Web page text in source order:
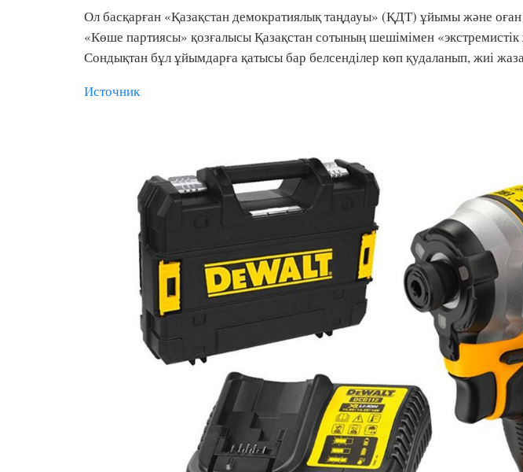
Ол басқарған «Қазақстан демократиялық таңдауы» (ҚДТ) ұйымы және
«Көше партиясы» қозғалысы Қазақстан сотының шешімімен
Сондықтан бұл ұйымдарға қатысы бар белсенділер көп қудаланып, жиі
Источник